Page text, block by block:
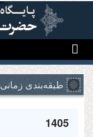
رفتن به محتوای اصلی
طبقه‌بندی زمانی
1405